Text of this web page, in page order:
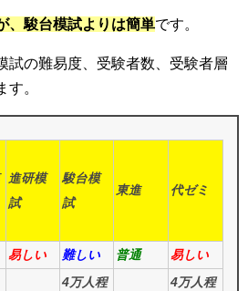
、駿台模試よりは簡単です。
試の難易度、受験者数、受験者層
。
進研模
試
駿台模
試
東進 代ゼミ
易しい 難しい 普通
易しい
4万人程
4万人程